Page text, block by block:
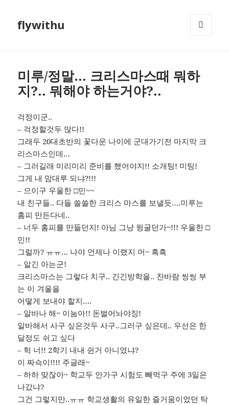
flywithu
미루/정말… 크리스마스때 뭐하
지?.. 뭐해야 하는거야?..
걱정이군..
– 걱정할것두 많다!!
그래두 20대초반의 꽃다운 나이에 군대가기전 마지막 크
리스마스인데…
– 그러길래 미리미리 준비를 했어야지!! 소개팅! 미팅!
그게 내 맘대루 되냐?!!!
– 으이구 우울한 □민~~
내 친구들.. 다들 쓸쓸한 크리스 마스를 보낼듯….미루는
홈피 만든다네..
– 너두 홈피를 만들던지! 아님 그냥 뒹굴던가~!!! 우울한 □
민!!
그럴까? ㅠㅠ… 나야 언제나 이랬지 머~ 흑흑
– 알긴 아는군!
크리스마스는 그렇다 치구.. 긴긴방학을.. 찬바람 씽씽 부
는 이 겨울을
어떻게 보내야 할지….
– 알바나 해~ 이눔아!! 돈벌어놔야징!
알바해서 사구 싶은것두 사구..그러구 싶은데.. 우선은 한
달정도 쉬고 싶다
– 헉 너!! 2학기 내내 쉰거 아니였냐?
이 짜슥이!!!! 주글래~
– 하하 맞잖아~ 학교두 안가구 시험도 빼먹구 주에 3일은
나갔냐?
그건 그렇지만..ㅠㅠ 학교생활의 유일한 즐거움이었던 탁